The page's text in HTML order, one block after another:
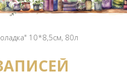
10*8,5см, 80л